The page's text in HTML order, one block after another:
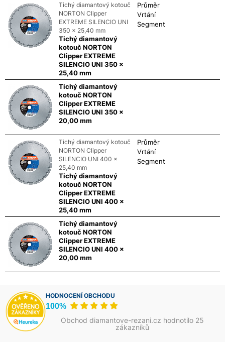
Tichý diamantový kotouč
NORTON Clipper
EXTREME SILENCIO UNI
350 x 25,40 mm
Tichý diamantový
kotouč NORTON
Clipper EXTREME
SILENCIO UNI 350 x
25,40 mm
Průměr
Vrtání
Segment
Tichý diamantový
kotouč NORTON
Clipper EXTREME
SILENCIO UNI 350 x
20,00 mm
Tichý diamantový kotouč
NORTON Clipper
SILENCIO UNI 400 x
25,40 mm
Tichý diamantový
kotouč NORTON
Clipper EXTREME
SILENCIO UNI 400 x
25,40 mm
Průměr
Vrtání
Segment
Tichý diamantový
kotouč NORTON
Clipper EXTREME
SILENCIO UNI 400 x
20,00 mm
HODNOCENÍ OBCHODU
100%
Obchod diamantove-rezani.cz hodnotilo 25
zákazníků